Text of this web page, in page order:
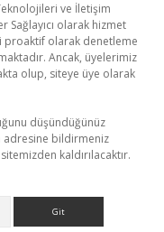
ve İletişim
Sağlayıcı olarak hizmet
proaktif olarak denetleme
Ancak, üyelerimiz
olup, siteye üye olarak
düşündüğünüz
adresine bildirmeniz
kaldırılacaktır.